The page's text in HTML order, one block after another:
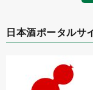
日本酒ポータルサ